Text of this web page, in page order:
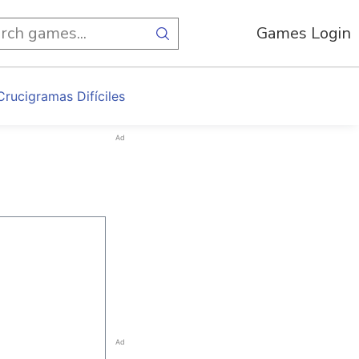
Games Login
Difíciles
Ad
Ad